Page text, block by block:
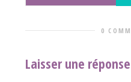
0
Laisser une réponse